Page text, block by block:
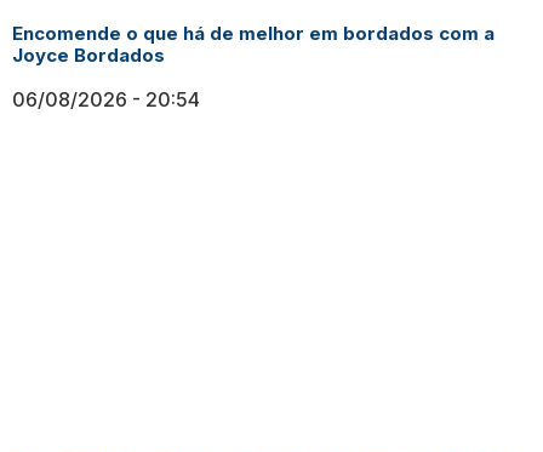
Encomende o que há de melhor em bordados com a
Joyce Bordados
06/08/2026 20:54